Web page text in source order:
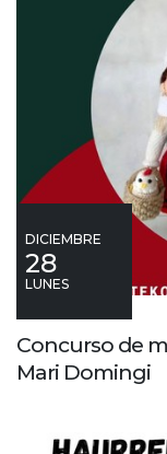
DICIEMBRE
28
LUNES
Concurso de
Mari Domingi